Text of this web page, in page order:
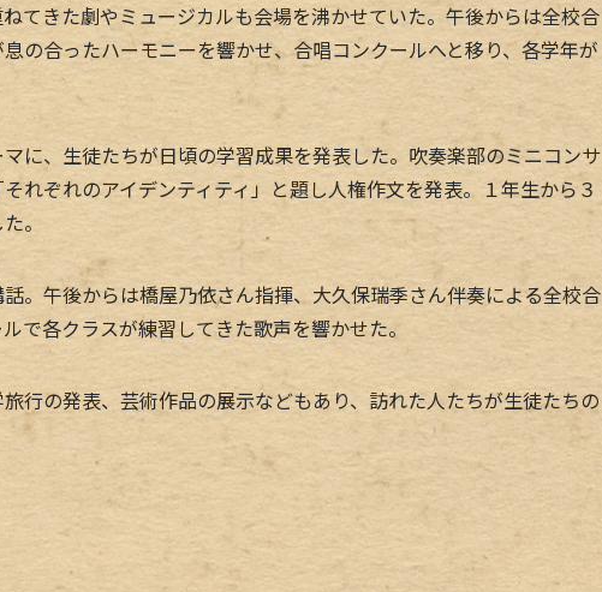
きた劇やミュージカルも会場を沸かせていた。午後からは全校合
の合ったハーモニーを響かせ、合唱コンクールへと移り、各学年が
に、生徒たちが日頃の学習成果を発表した。吹奏楽部のミニコンサ
れぞれのアイデンティティ」と題し人権作文を発表。１年生から３
。
。午後からは橋屋乃依さん指揮、大久保瑞季さん伴奏による全校合
で各クラスが練習してきた歌声を響かせた。
行の発表、芸術作品の展示などもあり、訪れた人たちが生徒たちの